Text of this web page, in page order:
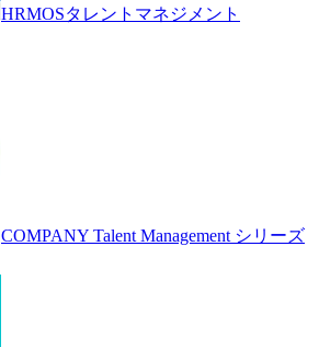
HRMOSタレントマネジメント
COMPANY Talent Management シリーズ